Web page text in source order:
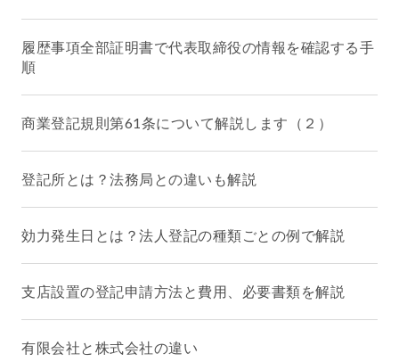
履歴事項全部証明書で代表取締役の情報を確認する手
順
商業登記規則第61条について解説します（２）
登記所とは？法務局との違いも解説
効力発生日とは？法人登記の種類ごとの例で解説
支店設置の登記申請方法と費用、必要書類を解説
有限会社と株式会社の違い